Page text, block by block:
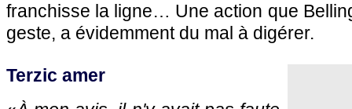
franchisse la ligne… Une action que
geste, a évidemment du mal à digérer.
Terzic amer